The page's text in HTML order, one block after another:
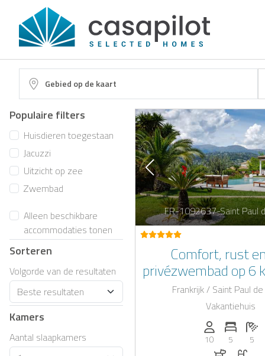
Gebied op de kaart
Populaire filters
Huisdieren toegestaan
Jacuzzi
Uitzicht op zee
Zwembad
Alleen beschikbare
accommodaties tonen
Sorteren
Volgorde van de resultaten
Kamers
Aantal slaapkamers
FR-1092637-Saint Paul
Comfort, rust
privézwembad op 6
zee — een
ideaal voor uw
Middellandse
Frankrijk / Saint Paul
Vakantiehuis
Personen
10
Aantal
5
5
Honden